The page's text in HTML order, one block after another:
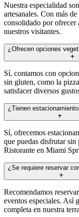
Nuestra especialidad
artesanales. Con más
consolidado por ofrecer
nuestros visitantes.
¿Ofrecen opciones
Sí, contamos con
sin gluten, como la
satisfacer diversos
¿Tienen
Sí, ofrecemos
que puedas disfrutar
Ristorante en Miami
¿Se requiere reservar
Recomendamos
eventos especiales. Así
completa en nuestra